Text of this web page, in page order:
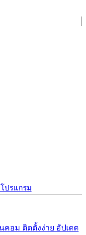
ปรแกรม
คอม ติดตั้งง่าย อัปเดต